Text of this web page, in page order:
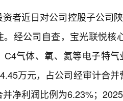
者近日对公司控股子公司
。经公司自查，宝光联悦
C4气体、氧、氦等电子特
万元，占公司经审计合
净利润比例为6.23%；